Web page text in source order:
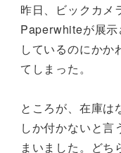
昨日、ビックカ
Paperwhiteが展
しているのにかか
てしまった。
ところが、在庫は
しか付かないと言
まいました。ど